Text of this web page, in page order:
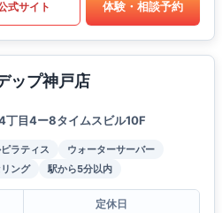
式サイト 体験・相談予約
ップ神戸店
丁目4ー8タイムスビル10F
ラティス
ウォーターサーバー
ング 駅から5分以内
定休日